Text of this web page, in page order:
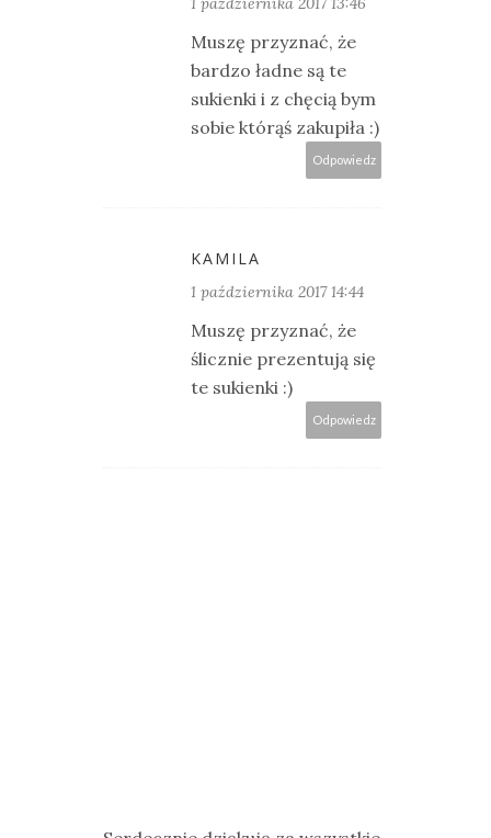
Muszę przyznać, że
bardzo ładne są te
sukienki i z chęcią bym
sobie którąś zakupiła :)
Odpowiedz
KAMILA
1 października 2017 14:44
Muszę przyznać, że
ślicznie prezentują się
te sukienki :)
Odpowiedz